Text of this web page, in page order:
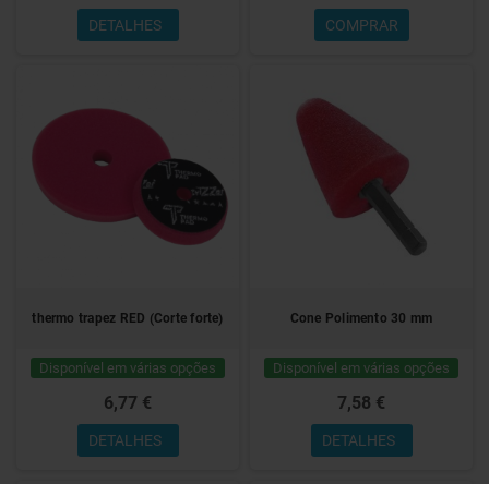
DETALHES COMPRAR
thermo trapez RED (Corte forte)
Disponível em várias opções
6,77 €
DETALHES
Cone Polimento 30 mm
Disponível em várias opções
7,58 €
DETALHES